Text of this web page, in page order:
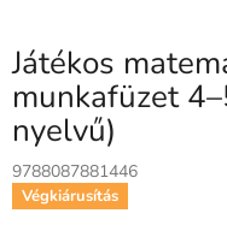
Játékos
munkafüzet
nyelvű)
9788087881446
Végkiárusítás